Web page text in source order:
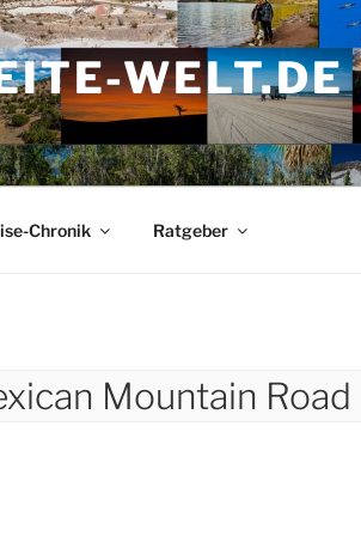
WELT.DE
Chronik Ratgeber
Mountain Road